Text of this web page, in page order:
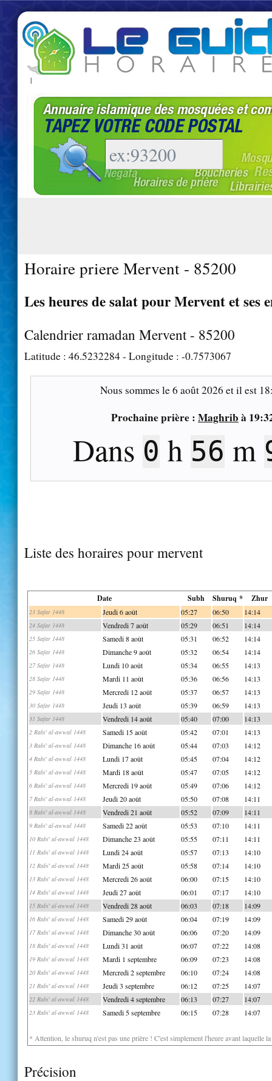
|
Horaire priere Mervent - 85200
Les heures de salat pour Mervent et ses
Calendrier ramadan Mervent - 85200
Latitude : 46.5232284- Longitude : -0.7573067
Nous sommes le6 août 2026 et il est
Prochaine prière : Maghrib à
Dans 0 h 56 m
Liste des horaires pour mervent
Date Subh Shuruq * Zhur
23 Safar 1448 Jeudi 6 août 05:27 06:50 14:14
24 Safar 1448 Vendredi 7 août 05:29 06:51 14:14
25 Safar 1448 Samedi 8 août 05:31 06:52 14:14
26 Safar 1448 Dimanche 9 août 05:32 06:54 14:14
27 Safar 1448 Lundi 10 août 05:34 06:55 14:13
28 Safar 1448 Mardi 11 août 05:36 06:56 14:13
29 Safar 1448 Mercredi 12 août 05:37 06:57 14:13
30 Safar 1448 Jeudi 13 août 05:39 06:59 14:13
31 Safar 1448 Vendredi 14 août 05:40 07:00 14:13
2 Rabi' al-awwal 1448 Samedi 15 août 05:42 07:01 14:13
3 Rabi' al-awwal 1448 Dimanche 16 août 05:44 07:03 14:12
4 Rabi' al-awwal 1448 Lundi 17 août 05:45 07:04 14:12
5 Rabi' al-awwal 1448 Mardi 18 août 05:47 07:05 14:12
6 Rabi' al-awwal 1448 Mercredi 19 août 05:49 07:06 14:12
7 Rabi' al-awwal 1448 Jeudi 20 août 05:50 07:08 14:11
8 Rabi' al-awwal 1448 Vendredi 21 août 05:52 07:09 14:11
9 Rabi' al-awwal 1448 Samedi 22 août 05:53 07:10 14:11
10 Rabi' al-awwal 1448 Dimanche 23 août 05:55 07:11 14:11
11 Rabi' al-awwal 1448 Lundi 24 août 05:57 07:13 14:10
12 Rabi' al-awwal 1448 Mardi 25 août 05:58 07:14 14:10
13 Rabi' al-awwal 1448 Mercredi 26 août 06:00 07:15 14:10
14 Rabi' al-awwal 1448 Jeudi 27 août 06:01 07:17 14:10
15 Rabi' al-awwal 1448 Vendredi 28 août 06:03 07:18 14:09
16 Rabi' al-awwal 1448 Samedi 29 août 06:04 07:19 14:09
17 Rabi' al-awwal 1448 Dimanche 30 août 06:06 07:20 14:09
18 Rabi' al-awwal 1448 Lundi 31 août 06:07 07:22 14:08
19 Rabi' al-awwal 1448 Mardi 1 septembre 06:09 07:23 14:08
20 Rabi' al-awwal 1448 Mercredi 2 septembre 06:10 07:24 14:08
21 Rabi' al-awwal 1448 Jeudi 3 septembre 06:12 07:25 14:07
22 Rabi' al-awwal 1448 Vendredi 4 septembre 06:13 07:27 14:07
23 Rabi' al-awwal 1448 Samedi 5 septembre 06:15 07:28 14:07
* Attention, le shuruq n'est pas une prière ! C'est simplement l'heure avant laquelle
Précision